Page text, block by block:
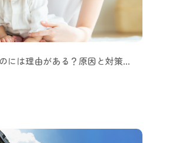
には理由がある？原因と対策…